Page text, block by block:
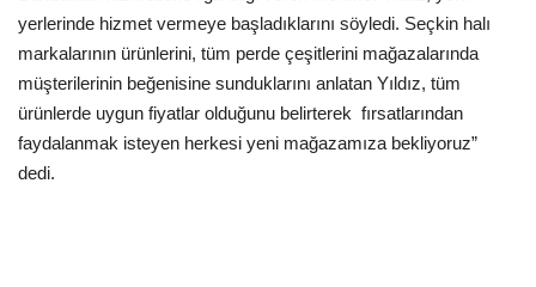
yerlerinde hizmet vermeye başladıklarını söyledi. Seçkin halı
markalarının ürünlerini, tüm perde çeşitlerini mağazalarında
müşterilerinin beğenisine sunduklarını anlatan Yıldız, tüm
ürünlerde uygun fiyatlar olduğunu belirterek fırsatlarından
faydalanmak isteyen herkesi yeni mağazamıza bekliyoruz”
dedi.